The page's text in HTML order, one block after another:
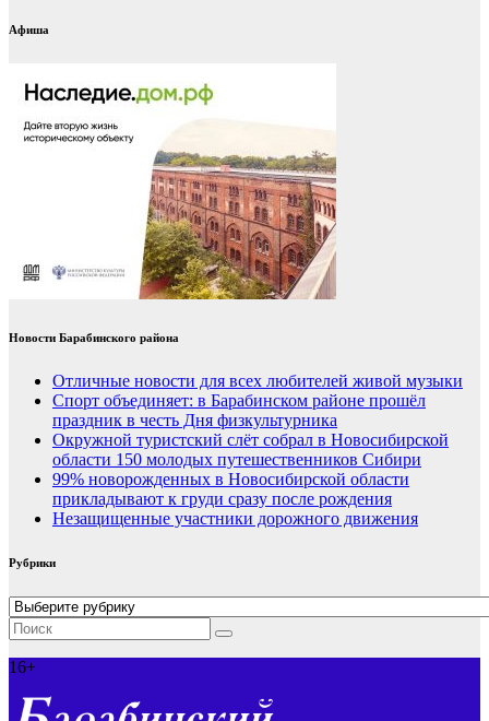
Афиша
Новости Барабинского района
Отличные новости для всех любителей живой музыки
Спорт объединяет: в Барабинском районе прошёл
праздник в честь Дня физкультурника
Окружной туристский слёт собрал в Новосибирской
области 150 молодых путешественников Сибири
99% новорожденных в Новосибирской области
прикладывают к груди сразу после рождения
Незащищенные участники дорожного движения
Рубрики
Рубрики
16+